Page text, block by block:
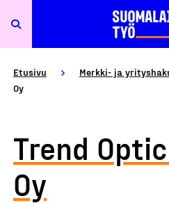
Etusivu Merkki- ja
Oy
Trend
Oy